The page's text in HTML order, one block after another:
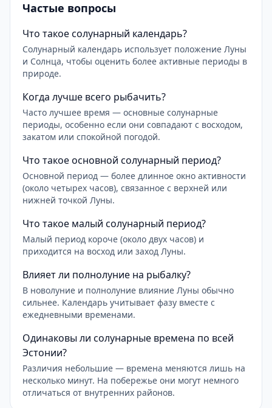
Частые вопросы
Что такое солунарный календарь?
Солунарный календарь использует положение Луны
и Солнца, чтобы оценить более активные периоды в
природе.
Когда лучше всего рыбачить?
Часто лучшее время — основные солунарные
периоды, особенно если они совпадают с восходом,
закатом или спокойной погодой.
Что такое основной солунарный период?
Основной период — более длинное окно активности
(около четырех часов), связанное с верхней или
нижней точкой Луны.
Что такое малый солунарный период?
Малый период короче (около двух часов) и
приходится на восход или заход Луны.
Влияет ли полнолуние на рыбалку?
В новолуние и полнолуние влияние Луны обычно
сильнее. Календарь учитывает фазу вместе с
ежедневными временами.
Одинаковы ли солунарные времена по всей
Эстонии?
Различия небольшие — времена меняются лишь на
несколько минут. На побережье они могут немного
отличаться от внутренних районов.